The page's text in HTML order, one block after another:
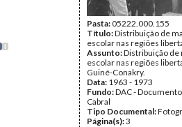
I
Pasta:05222.000.155
Título:Distribuição de
escolar nas regiões
Assunto:Distribuição de
escolar nas regiões
Guiné-Conakry.
Data: 1963 - 1973
Fundo:DAC -
Cabral
Tipo Documental:
Página(s):3